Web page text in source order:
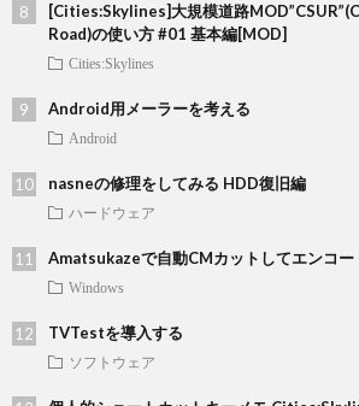
[Cities:Skylines]大規模道路
Road)の使い方 #01 基本編[MOD]
Cities:Skylines
Android用メーラーを考える
Android
nasneの修理をしてみる HDD復旧編
ハードウェア
Amatsukazeで自動CMカットしてエンコー
Windows
TVTestを導入する
ソフトウェア